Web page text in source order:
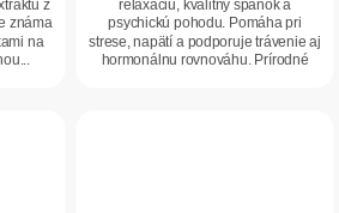
z
známa
na
relaxáciu, kvalitný spánok a
psychickú pohodu. Pomáha pri
strese, napätí a podporuje trávenie aj
hormonálnu rovnováhu. Prírodné